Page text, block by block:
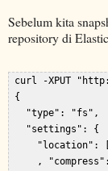
Sebelum kita
repository di
curl -XPUT
{
   "type": "fs",
   "settings": {
"location":
,